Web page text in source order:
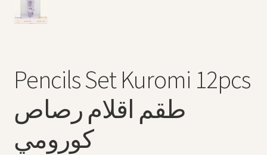
Pencils Set Kuromi 12pcs
طقم اقلام رصاص
كورومي